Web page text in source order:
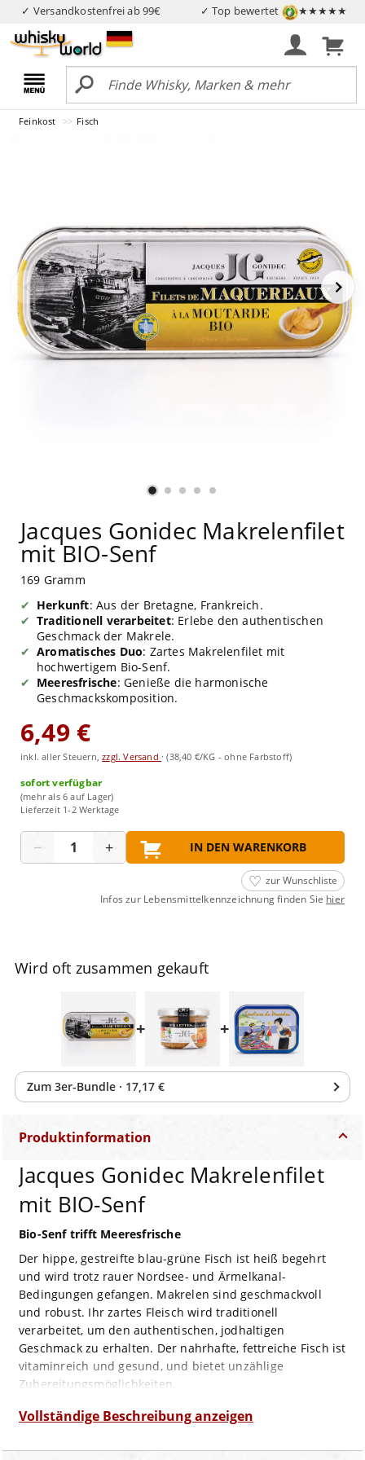
✓ Versandkostenfrei ab 99€ ✓ Top bewertet ★★★★★
Feinkost Fisch
Jacques Gonidec Makrelenfilet
mit BIO-Senf
169 Gramm
Herkunft: Aus der Bretagne, Frankreich.
Traditionell verarbeitet: Erlebe den authentischen
Geschmack der Makrele.
Aromatisches Duo: Zartes Makrelenfilet mit
hochwertigem Bio-Senf.
Meeresfrische: Genieße die harmonische
Geschmackskomposition.
6,49 €
inkl. aller Steuern,zzgl. Versand ·(38,40 €/KG - ohne Farbstoff)
sofort verfügbar
(mehr als 6 auf Lager)
Lieferzeit 1-2 Werktage
− + IN DEN WARENKORB
zur Wunschliste
Infos zur Lebensmittelkennzeichnung finden Sie hier
Wird oft zusammen gekauft
+ +
Zum 3er-Bundle · 17,17 €
Produktinformation
Jacques Gonidec Makrelenfilet
mit BIO-Senf
Bio-Senf trifft Meeresfrische
Der hippe, gestreifte blau-grüne Fisch ist heiß begehrt
und wird trotz rauer Nordsee- und Ärmelkanal-
Bedingungen gefangen. Makrelen sind geschmackvoll
und robust. Ihr zartes Fleisch wird traditionell
verarbeitet, um den authentischen, jodhaltigen
Geschmack zu erhalten. Der nahrhafte, fettreiche Fisch ist
vitaminreich und gesund, und bietet unzählige
Zubereitungsmöglichkeiten.
Makrelenfilet mit Bio-Senf vereint das zarte,
schmackhafte Fleisch der Makrele mit der
angenehmen Würze eines hochwertigen Bio-Senfs.
Vollständige Beschreibung anzeigen